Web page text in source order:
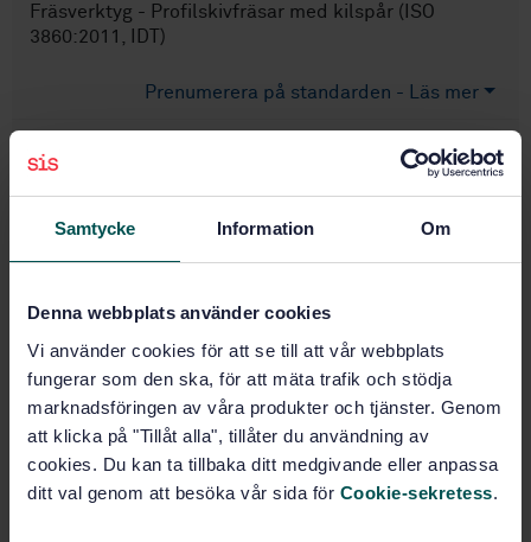
Samtycke Information Om
Denna webbplats använder cookies
Vi använder cookies för att se till att vår webbplats
fungerar som den ska, för att mäta trafik och stödja
marknadsföringen av våra produkter och tjänster. Genom
att klicka på "Tillåt alla", tillåter du användning av
cookies. Du kan ta tillbaka ditt medgivande eller anpassa
ditt val genom att besöka vår sida för Cookie-sekretess.
Fräsverktyg - Profilskivfräsar med kilspår (ISO
3860:2011, IDT)
Prenumerera på standarden - Läs mer
Pris: 687 SEK
Lägg i varukorgen
Fler alternativ
Produktinformation
Språk: Engelska
Framtagen av:
Verktyg för slipande och
skärande bearbetning samt pressning,
SIS/TK 645